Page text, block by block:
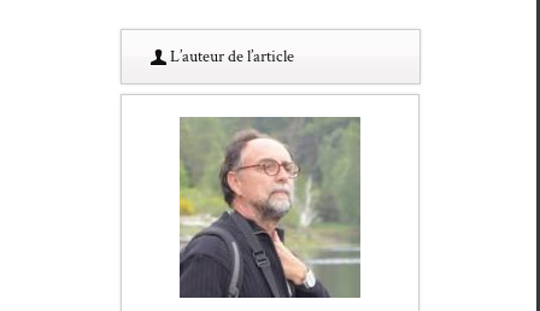
L’au­teur de l’article